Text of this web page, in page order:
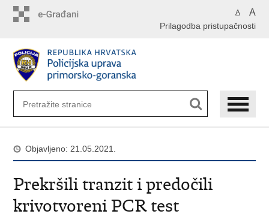
A A
Prilagodba pristupačnosti
Objavljeno: 21.05.2021.
Prekršili tranzit i predočili
krivotvoreni PCR test